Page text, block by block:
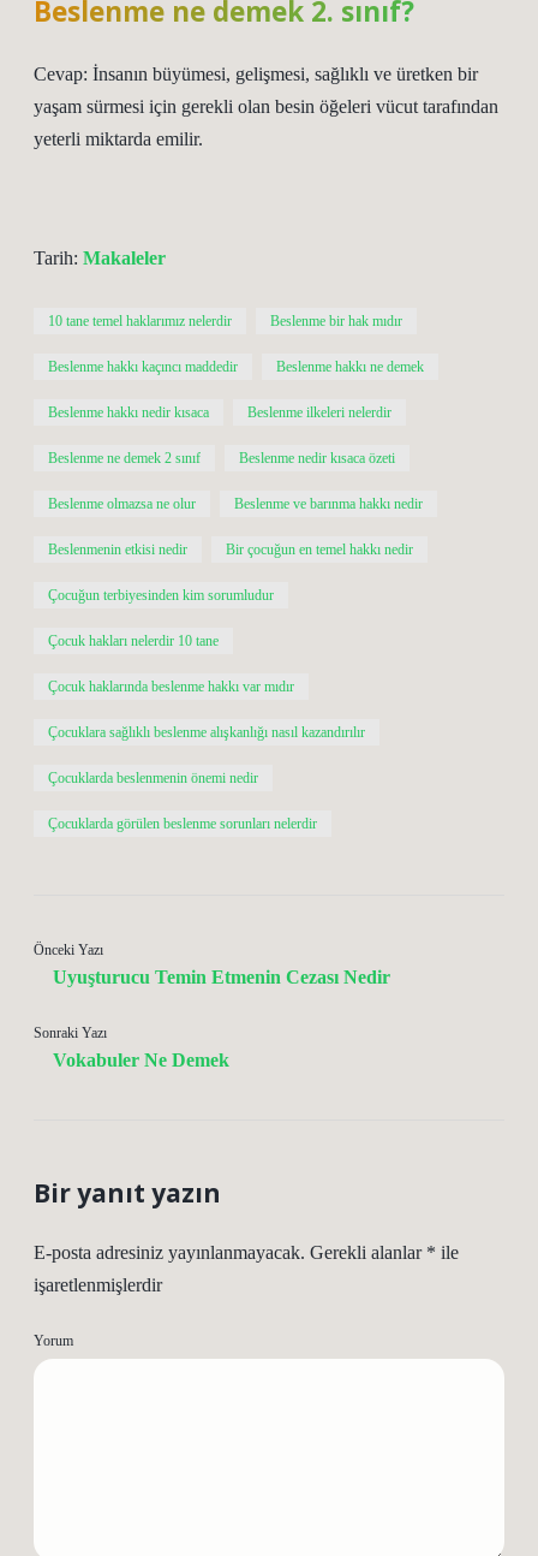
Beslenme ne demek 2. sınıf?
Cevap: İnsanın büyümesi, gelişmesi, sağlıklı ve üretken bir
yaşam sürmesi için gerekli olan besin öğeleri vücut tarafından
yeterli miktarda emilir.
Tarih: Makaleler
10 tane temel haklarımız nelerdir Beslenme bir hak mıdır
Beslenme hakkı kaçıncı maddedir Beslenme hakkı ne demek
Beslenme hakkı nedir kısaca Beslenme ilkeleri nelerdir
Beslenme ne demek 2 sınıf Beslenme nedir kısaca özeti
Beslenme olmazsa ne olur Beslenme ve barınma hakkı nedir
Beslenmenin etkisi nedir Bir çocuğun en temel hakkı nedir
Çocuğun terbiyesinden kim sorumludur
Çocuk hakları nelerdir 10 tane
Çocuk haklarında beslenme hakkı var mıdır
Çocuklara sağlıklı beslenme alışkanlığı nasıl kazandırılır
Çocuklarda beslenmenin önemi nedir
Çocuklarda görülen beslenme sorunları nelerdir
Önceki Yazı
Uyuşturucu Temin Etmenin Cezası Nedir
Sonraki Yazı
Vokabuler Ne Demek
Bir yanıt yazın
E-posta adresiniz yayınlanmayacak. Gerekli alanlar * ile
işaretlenmişlerdir
Yorum